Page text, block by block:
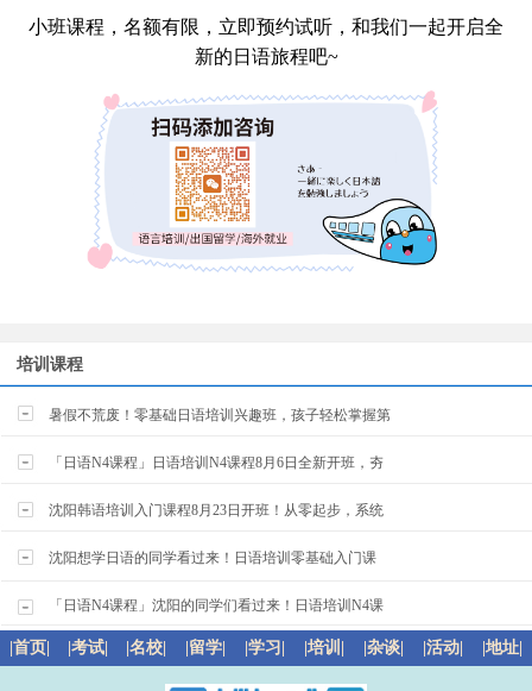
小班课程，名额有限，立即预约试听，和我们一起开启全
新的日语旅程吧~
培训课程
暑假不荒废！零基础日语培训兴趣班，孩子轻松掌握第
「日语N4课程」日语培训N4课程8月6日全新开班，夯
沈阳韩语培训入门课程8月23日开班！从零起步，系统
沈阳想学日语的同学看过来！日语培训零基础入门课
「日语N4课程」沈阳的同学们看过来！日语培训N4课
|首页| |考试| |名校| |留学| |学习| |培训| |杂谈| |活动| |地址|